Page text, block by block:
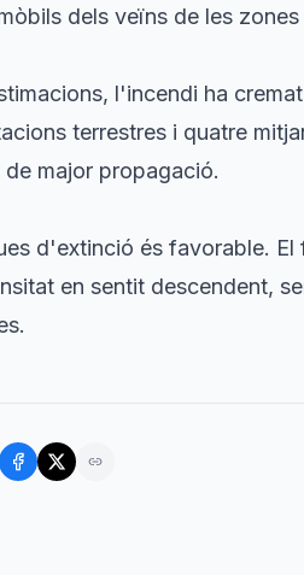
dels veïns de les
l'incendi ha
terrestres i quatre
major propagació.
d'extinció és favorable. El
en sentit descendent,